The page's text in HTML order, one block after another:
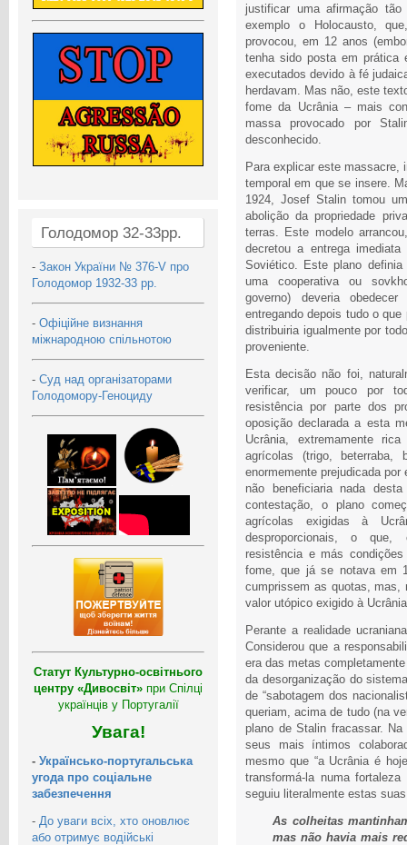
Голодомор 32-33рр.
- Закон України № 376-V про
Голодомор 1932-33 рр.
- Офіційне визнання
міжнародною спільнотою
- Суд над організаторами
Голодомору-Геноциду
Статут Культурно-освітнього
центру «Дивосвіт» при Спілці
українців у Португалії
Увага!
- Українсько-португальська
угода про соціальне
забезпечення
- До уваги всіх, хто оновлює
або отримує водійські
justificar uma afirmação
exemplo o Holocausto,
provocou, em 12 anos
tenha sido posta em prática
executados devido à fé
herdavam. Mas não, este
fome da Ucrânia – mais
massa provocado por
desconhecido.
Para explicar este massacre,
temporal em que se insere.
1924, Josef Stalin tomou
abolição da propriedade
terras. Este modelo
decretou a entrega
Soviético. Este plano
uma cooperativa ou
governo) deveria
entregando depois tudo o
distribuiria igualmente por
proveniente.
Esta decisão não foi,
verificar, um pouco por
resistência por parte dos
oposição declarada a esta
Ucrânia, extremamente
agrícolas (trigo,
enormemente prejudicada
não beneficiaria nada
contestação, o plano
agrícolas exigidas à
desproporcionais, o que,
resistência e más
fome, que já se notava em
cumprissem as quotas, mas,
valor utópico exigido à
Perante a realidade
Considerou que a
era das metas
da desorganização do
de “sabotagem dos
queriam, acima de tudo (na
plano de Stalin fracassar.
seus mais íntimos
mesmo que “a Ucrânia é
transformá-la numa
seguiu literalmente estas
As colheitas
mas não havia mais